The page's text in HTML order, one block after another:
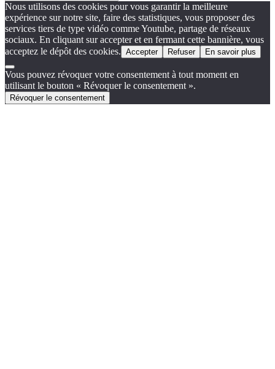
Nous utilisons des cookies pour vous garantir la meilleure
expérience sur notre site, faire des statistiques, vous proposer des
services tiers de type vidéo comme Youtube, partage de réseaux
sociaux. En cliquant sur accepter et en fermant cette bannière, vous
acceptez le dépôt des cookies. Accepter Refuser En savoir plus
Vous pouvez révoquer votre consentement à tout moment en
utilisant le bouton « Révoquer le consentement ».
Révoquer le consentement